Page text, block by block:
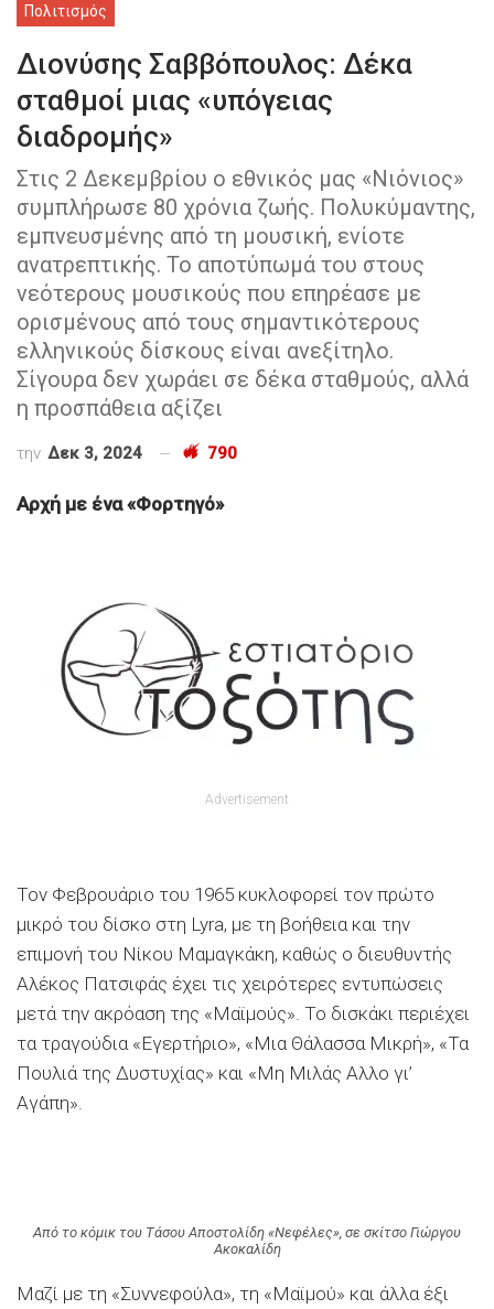
Πολιτισμός
Διονύσης Σαββόπουλος: Δέκα
σταθμοί μιας «υπόγειας
διαδρομής»
Στις 2 Δεκεμβρίου ο εθνικός μας «Νιόνιος»
συμπλήρωσε 80 χρόνια ζωής. Πολυκύμαντης,
εμπνευσμένης από τη μουσική, ενίοτε
ανατρεπτικής. Το αποτύπωμά του στους
νεότερους μουσικούς που επηρέασε με
ορισμένους από τους σημαντικότερους
ελληνικούς δίσκους είναι ανεξίτηλο.
Σίγουρα δεν χωράει σε δέκα σταθμούς, αλλά
η προσπάθεια αξίζει
την Δεκ 3, 2024 790
Αρχή με ένα «Φορτηγό»
Advertisement
Τον Φεβρουάριο του 1965 κυκλοφορεί τον πρώτο
μικρό του δίσκο στη Lyra, με τη βοήθεια και την
επιμονή του Νίκου Μαμαγκάκη, καθώς ο διευθυντής
Αλέκος Πατσιφάς έχει τις χειρότερες εντυπώσεις
μετά την ακρόαση της «Μαϊμούς». Το δισκάκι περιέχει
τα τραγούδια «Εγερτήριο», «Μια Θάλασσα Μικρή», «Τα
Πουλιά της Δυστυχίας» και «Μη Μιλάς Αλλο γι’
Αγάπη».
Από το κόμικ του Τάσου Αποστολίδη «Νεφέλες», σε σκίτσο Γιώργου
Ακοκαλίδη
Μαζί με τη «Συννεφούλα», τη «Μαϊμού» και άλλα έξι